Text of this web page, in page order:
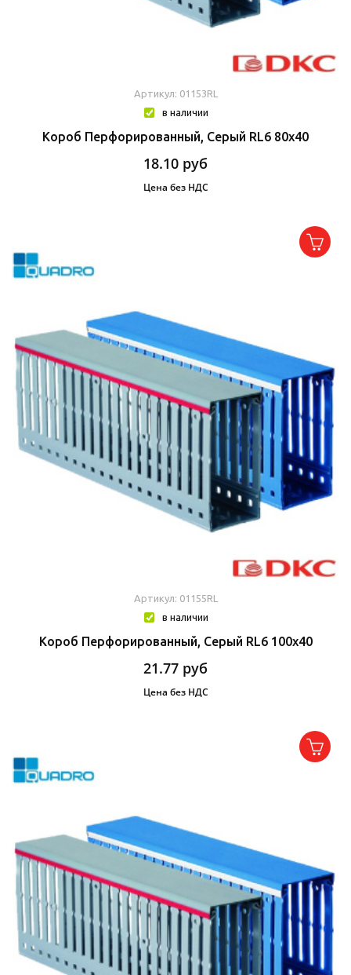
Артикул: 01153RL
в наличии
Короб Перфорированный, Серый RL6 80x40
18.10 руб
Цена без НДС
Артикул: 01155RL
в наличии
Короб Перфорированный, Серый RL6 100x40
21.77 руб
Цена без НДС